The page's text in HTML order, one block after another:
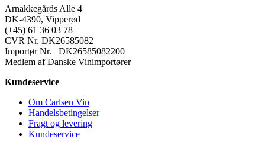
Arnakkegårds Alle 4
DK-4390, Vipperød
(+45) 61 36 03 78
CVR Nr. DK26585082
Importør Nr. DK26585082200
Medlem af Danske Vinimportører
Kundeservice
Om Carlsen Vin
Handelsbetingelser
Fragt og levering
Kundeservice